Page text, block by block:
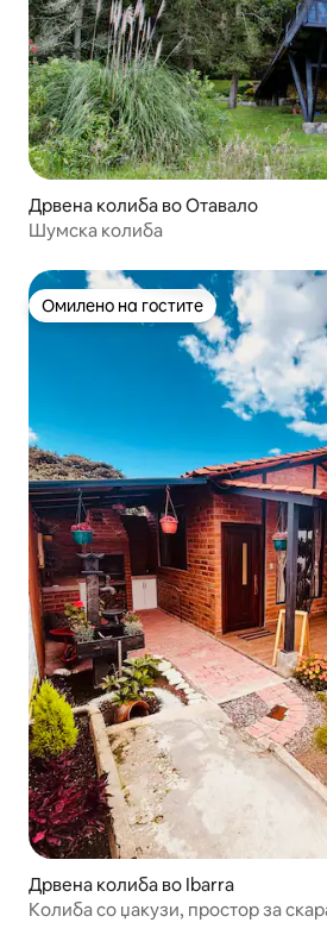
Дрвена колиба во Отавало
Шумска колиба
Омилено на гостите
Омилено на гостите
Дрвена колиба во Ibarra
Колиба со џакузи, простор за